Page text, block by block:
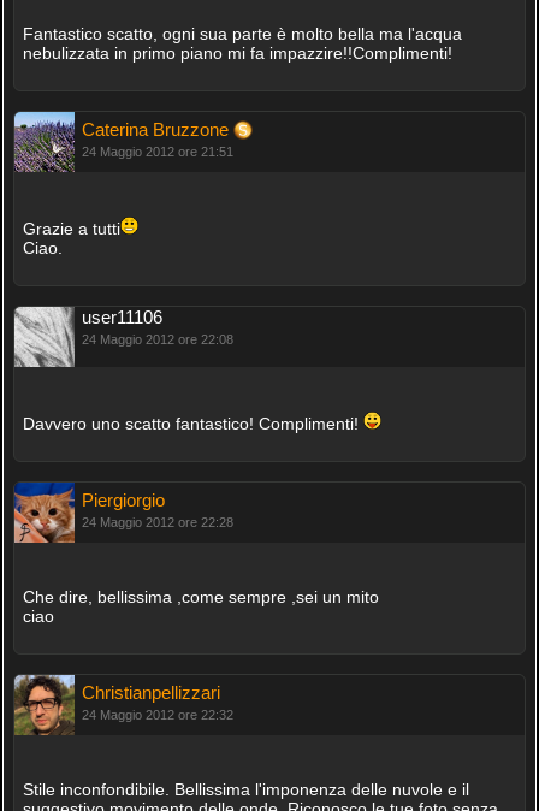
Fantastico scatto, ogni sua parte è molto bella ma l'acqua
nebulizzata in primo piano mi fa impazzire!!Complimenti!
Caterina Bruzzone
24 Maggio 2012 ore 21:51
Grazie a tutti
Ciao.
user11106
24 Maggio 2012 ore 22:08
Davvero uno scatto fantastico! Complimenti!
Piergiorgio
24 Maggio 2012 ore 22:28
Che dire, bellissima ,come sempre ,sei un mito
ciao
Christianpellizzari
24 Maggio 2012 ore 22:32
Stile inconfondibile. Bellissima l'imponenza delle nuvole e il